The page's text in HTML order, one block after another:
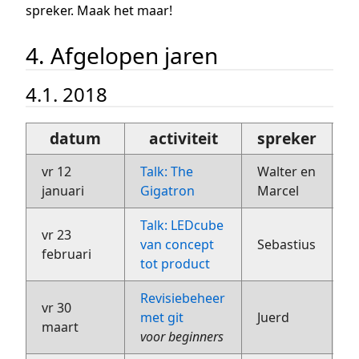
spreker. Maak het maar!
4. Afgelopen jaren
4.1. 2018
datum activiteit spreker
vr 12
januari
Talk: The
Gigatron
Walter en
Marcel
vr 23
februari
Talk: LEDcube
van concept
tot product
Sebastius
vr 30
maart
Revisiebeheer
met git
voor beginners
Juerd